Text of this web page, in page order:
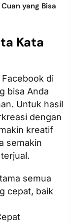
yang Bisa
Kata
di
bisa Anda
Untuk hasil
dengan
kreatif
semakin
semua
cepat, baik